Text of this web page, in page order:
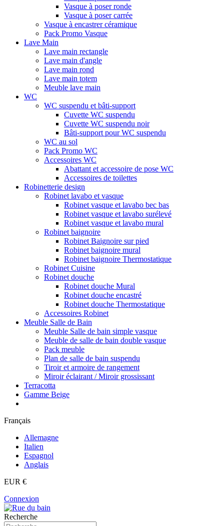
Vasque à poser ronde
Vasque à poser carrée
Vasque à encastrer céramique
Pack Promo Vasque
Lave Main
Lave main rectangle
Lave main d'angle
Lave main rond
Lave main totem
Meuble lave main
WC
WC suspendu et bâti-support
Cuvette WC suspendu
Cuvette WC suspendu noir
Bâti-support pour WC suspendu
WC au sol
Pack Promo WC
Accessoires WC
Abattant et accessoire de pose WC
Accessoires de toilettes
Robinetterie design
Robinet lavabo et vasque
Robinet vasque et lavabo bec bas
Robinet vasque et lavabo surélevé
Robinet vasque et lavabo mural
Robinet baignoire
Robinet Baignoire sur pied
Robinet baignoire mural
Robinet baignoire Thermostatique
Robinet Cuisine
Robinet douche
Robinet douche Mural
Robinet douche encastré
Robinet douche Thermostatique
Accessoires Robinet
Meuble Salle de Bain
Meuble Salle de bain simple vasque
Meuble de salle de bain double vasque
Pack meuble
Plan de salle de bain suspendu
Tiroir et armoire de rangement
Miroir éclairant / Miroir grossissant
Terracotta
Gamme Beige
Français
Allemagne
Italien
Espagnol
Anglais
EUR €
Connexion
Recherche